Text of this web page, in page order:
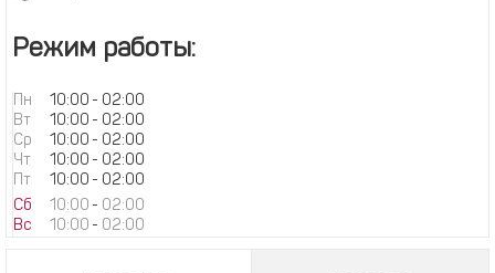
Режим работы:
Пн 10:00 - 02:00
Вт
10:00 - 02:00
Ср
10:00 - 02:00
Чт
10:00 - 02:00
Пт
10:00 - 02:00
Сб
10:00 - 02:00
Вс
10:00 - 02:00